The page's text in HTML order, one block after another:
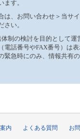
ます。
は、お問い合わせ＞当サ
さい。
制の検討を目的として運
電話番号やFAX番号）は
緊急時にのみ、情報共有
内 よくある質問 お